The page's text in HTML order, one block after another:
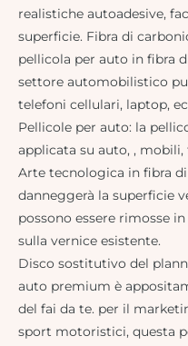
realistiche autoadesive,
superficie. Fibra di
pellicola per auto in fibra
settore automobilistico
telefoni cellulari, laptop,
Pellicole per auto: la
applicata su auto, , mobili,
Arte tecnologica in fibra
danneggerà la superficie
possono essere rimosse
sulla vernice esistente.
Disco sostitutivo del
auto premium è
del fai da te. per il
sport motoristici, questa